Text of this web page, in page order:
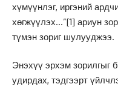
хүмүүнлэг, иргэний
хөгжүүлэх…”[1] ариун
түмэн зориг шулууджээ.
Энэхүү эрхэм зорилгыг
удирдах, тэдгээрт